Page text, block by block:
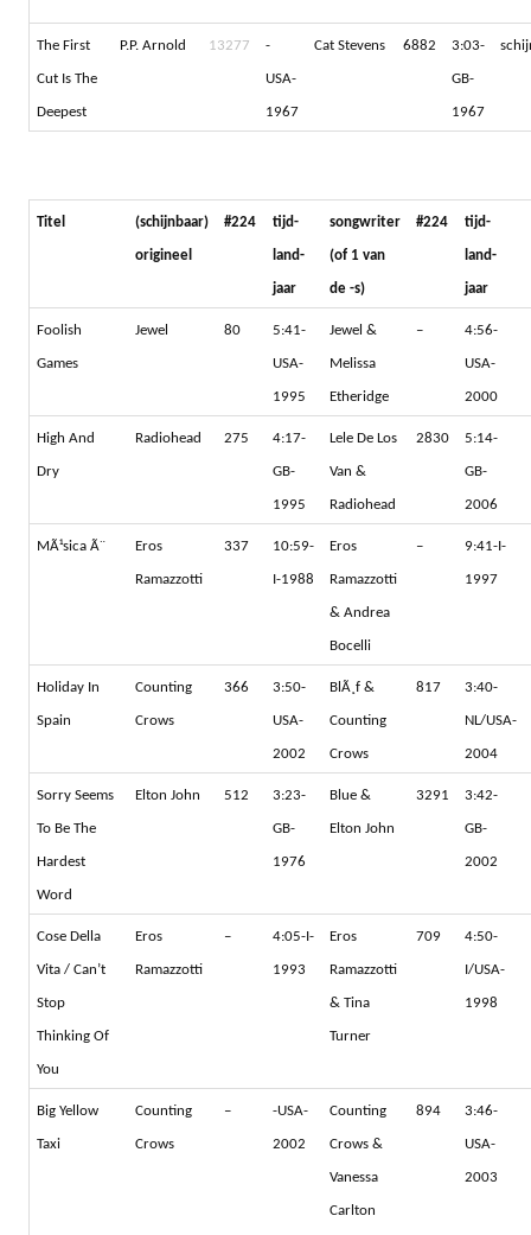
The First
Cut Is The
Deepest
P.P. Arnold 13277 -
USA-
1967
Cat Stevens 6882 3:03-
GB-
1967
Titel (schijnbaar)
origineel
#224 tijd-
land-
jaar
songwriter
(of 1 van
de -s)
#224 tijd-
land-
jaar
Foolish
Games
Jewel 80 5:41-
USA-
1995
Jewel &
Melissa
Etheridge
– 4:56-
USA-
2000
High And
Dry
Radiohead 275 4:17-
GB-
1995
Lele De Los
Van &
Radiohead
2830 5:14-
GB-
2006
MÃ¹sica Ã¨ Eros
Ramazzotti
337 10:59-
I-1988
Eros
Ramazzotti
& Andrea
Bocelli
– 9:41-I-
1997
Holiday In
Spain
Counting
Crows
366 3:50-
USA-
2002
BlÃ¸f &
Counting
Crows
817 3:40-
NL/USA-
2004
Sorry Seems
To Be The
Hardest
Word
Elton John 512 3:23-
GB-
1976
Blue &
Elton John
3291 3:42-
GB-
2002
Cose Della
Vita / Can’t
Stop
Thinking Of
You
Eros
Ramazzotti
– 4:05-I-
1993
Eros
Ramazzotti
& Tina
Turner
709 4:50-
I/USA-
1998
Big Yellow
Taxi
Counting
Crows
– -USA-
2002
Counting
Crows &
Vanessa
Carlton
894 3:46-
USA-
2003